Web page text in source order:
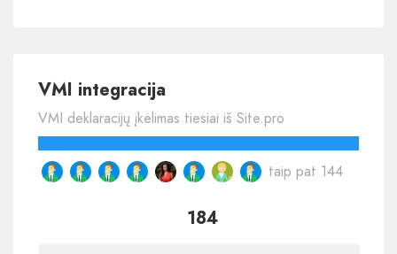
184
VMI integracija
VMI deklaracijų įkėlimas tiesiai iš Site.pro
taip pat 144